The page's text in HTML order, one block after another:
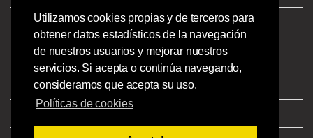
Utilizamos cookies propias y de terceros para
obtener datos estadísticos de la navegación
de nuestros usuarios y mejorar nuestros
servicios. Si acepta o continúa navegando,
consideramos que acepta su uso.
Políticas de cookies
¿Tienes preguntas? ¡Llámanos!
986244723 |
Calle Barcelona 41,
Bajo Izquierdo,
Vigo - Pontevedra.